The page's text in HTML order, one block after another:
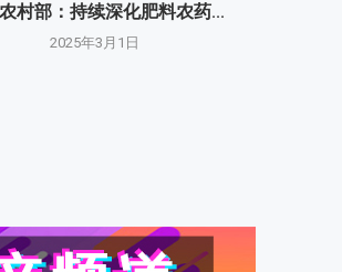
村部：持续深化肥料农药...
2025年3月1日